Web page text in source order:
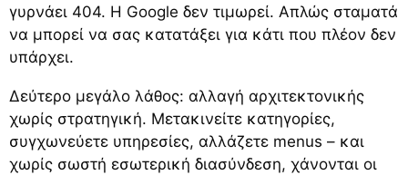
γυρνάει 404. Η Google δεν τιμωρεί. Απλώς σταματά
να μπορεί να σας κατατάξει για κάτι που πλέον δεν
υπάρχει.
Δεύτερο μεγάλο λάθος: αλλαγή αρχιτεκτονικής
χωρίς στρατηγική. Μετακινείτε κατηγορίες,
συγχωνεύετε υπηρεσίες, αλλάζετε menus – και
χωρίς σωστή εσωτερική διασύνδεση, χάνονται οι